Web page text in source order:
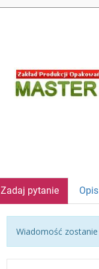
Zadaj pytanie Opis
Wiadomość